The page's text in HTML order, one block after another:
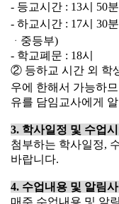
- 등교시간 : 13시 50분
- 하교시간 : 17시 30분
ᆞ중등부)
- 학교폐문 : 18시
② 등하교 시간 외 학
우에 한해서 가능하
유를 담임교사에게
3. 학사일정 및 수업
첨부하는 학사일정,
바랍니다.
4. 수업내용 및 알림
매주 수업내용 및 알